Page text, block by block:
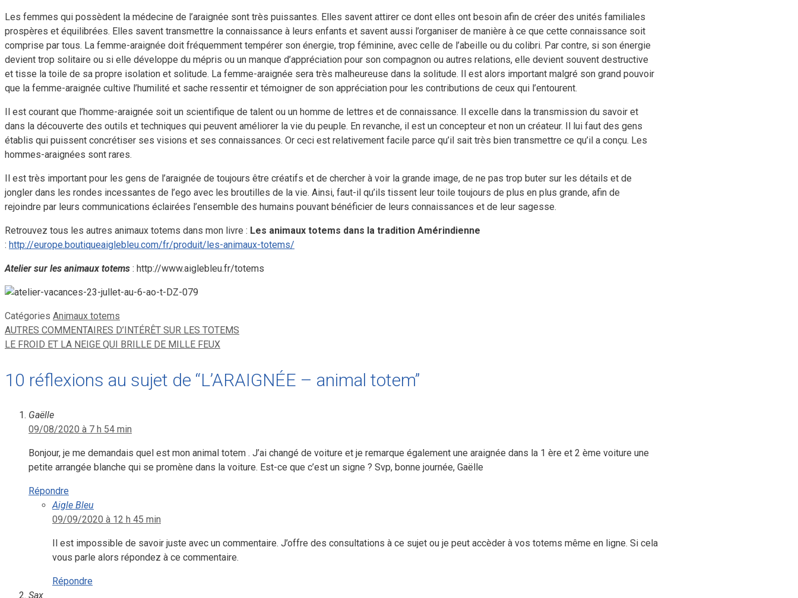
Les femmes qui possèdent la médecine de l’araignée sont très puissantes. Elles savent attirer ce dont elles ont besoin afin de créer des unités familiales
prospères et équilibrées. Elles savent transmettre la connaissance à leurs enfants et savent aussi l’organiser de manière à ce que cette connaissance soit
comprise par tous. La femme-araignée doit fréquemment tempérer son énergie, trop féminine, avec celle de l’abeille ou du colibri. Par contre, si son énergie
devient trop solitaire ou si elle développe du mépris ou un manque d’appréciation pour son compagnon ou autres relations, elle devient souvent destructive
et tisse la toile de sa propre isolation et solitude. La femme-araignée sera très malheureuse dans la solitude. Il est alors important malgré son grand pouvoir
que la femme-araignée cultive l’humilité et sache ressentir et témoigner de son appréciation pour les contributions de ceux qui l’entourent.
Il est courant que l’homme-araignée soit un scientifique de talent ou un homme de lettres et de connaissance. Il excelle dans la transmission du savoir et
dans la découverte des outils et techniques qui peuvent améliorer la vie du peuple. En revanche, il est un concepteur et non un créateur. Il lui faut des gens
établis qui puissent concrétiser ses visions et ses connaissances. Or ceci est relativement facile parce qu’il sait très bien transmettre ce qu’il a conçu. Les
hommes-araignées sont rares.
Il est très important pour les gens de l’araignée de toujours être créatifs et de chercher à voir la grande image, de ne pas trop buter sur les détails et de
jongler dans les rondes incessantes de l’ego avec les broutilles de la vie. Ainsi, faut-il qu’ils tissent leur toile toujours de plus en plus grande, afin de
rejoindre par leurs communications éclairées l’ensemble des humains pouvant bénéficier de leurs connaissances et de leur sagesse.
Retrouvez tous les autres animaux totems dans mon livre : Les animaux totems dans la tradition Amérindienne
: http://europe.boutiqueaiglebleu.com/fr/produit/les-animaux-totems/
Atelier sur les animaux totems : http://www.aiglebleu.fr/totems
Catégories Animaux totems
AUTRES COMMENTAIRES D’INTÉRÊT SUR LES TOTEMS
LE FROID ET LA NEIGE QUI BRILLE DE MILLE FEUX
10 réflexions au sujet de “L’ARAIGNÉE – animal totem”
Gaëlle
09/08/2020 à 7 h 54 min
Bonjour, je me demandais quel est mon animal totem . J’ai changé de voiture et je remarque également une araignée dans la 1 ère et 2 ème voiture une
petite arrangée blanche qui se promène dans la voiture. Est-ce que c’est un signe ? Svp, bonne journée, Gaëlle
Répondre
Aigle Bleu
09/09/2020 à 12 h 45 min
Il est impossible de savoir juste avec un commentaire. J’offre des consultations à ce sujet ou je peut accèder à vos totems même en ligne. Si cela
vous parle alors répondez à ce commentaire.
Répondre
Sax